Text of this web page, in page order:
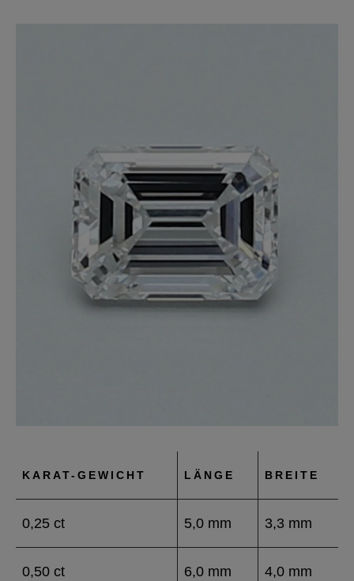
KARAT-GEWICHT LÄNGE BREITE
0,25 ct 5,0 mm 3,3 mm
0,50 ct 6,0 mm 4,0 mm